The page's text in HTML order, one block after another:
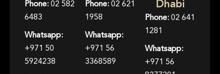
Phone:02 582
6483
Whatsapp:
+971 50
5924238
Phone:02 621
1958
Whatsapp:
+971 56
3368589
Dhabi
Phone:02 641
1281
Whatsapp:
+971 56